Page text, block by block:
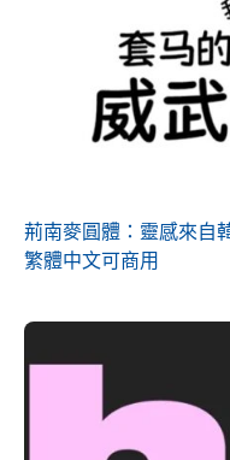
荊南麥圓體：靈感來自
繁體中文可商用